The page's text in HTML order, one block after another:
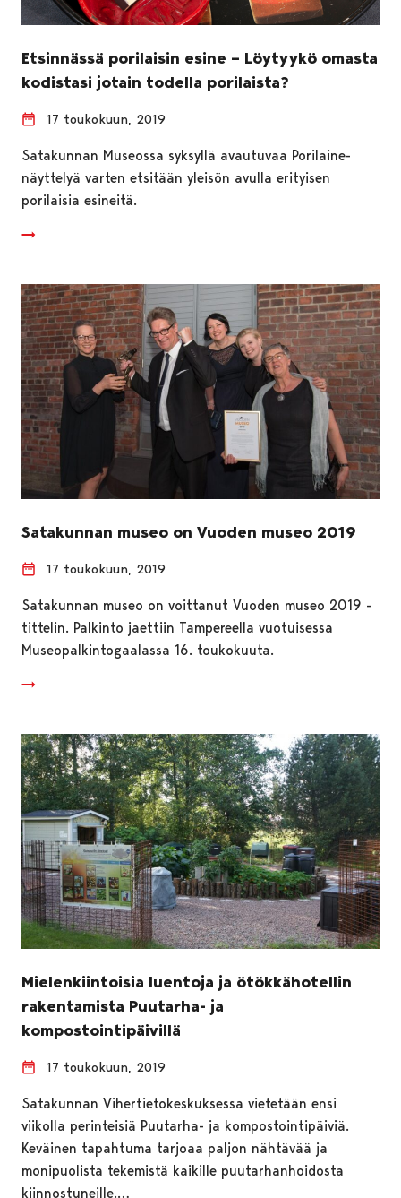
Etsinnässä porilaisin esine – Löytyykö omasta
kodistasi jotain todella porilaista?
17 toukokuun, 2019
Satakunnan Museossa syksyllä avautuvaa Porilaine-
näyttelyä varten etsitään yleisön avulla erityisen
porilaisia esineitä.
Satakunnan museo on Vuoden museo 2019
17 toukokuun, 2019
Satakunnan museo on voittanut Vuoden museo 2019 -
tittelin. Palkinto jaettiin Tampereella vuotuisessa
Museopalkintogaalassa 16. toukokuuta.
Mielenkiintoisia luentoja ja ötökkähotellin
rakentamista Puutarha- ja
kompostointipäivillä
17 toukokuun, 2019
Satakunnan Vihertietokeskuksessa vietetään ensi
viikolla perinteisiä Puutarha- ja kompostointipäiviä.
Keväinen tapahtuma tarjoaa paljon nähtävää ja
monipuolista tekemistä kaikille puutarhanhoidosta
kiinnostuneille.…